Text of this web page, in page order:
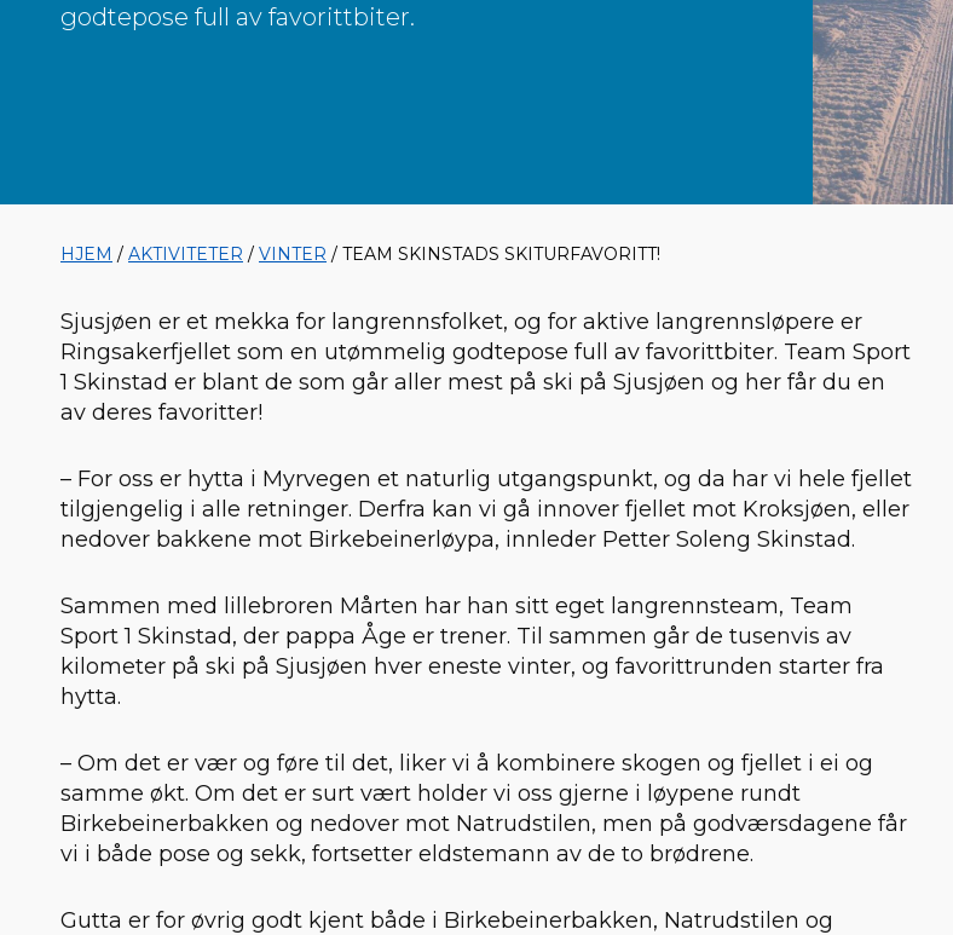
godtepose full av favorittbiter.
HJEM / AKTIVITETER / VINTER / TEAM SKINSTADS SKITURFAVORITT!
Sjusjøen er et mekka for langrennsfolket, og for aktive langrennsløpere er
Ringsakerfjellet som en utømmelig godtepose full av favorittbiter. Team Sport
1 Skinstad er blant de som går aller mest på ski på Sjusjøen og her får du en
av deres favoritter!
– For oss er hytta i Myrvegen et naturlig utgangspunkt, og da har vi hele fjellet
tilgjengelig i alle retninger. Derfra kan vi gå innover fjellet mot Kroksjøen, eller
nedover bakkene mot Birkebeinerløypa, innleder Petter Soleng Skinstad.
Sammen med lillebroren Mårten har han sitt eget langrennsteam, Team
Sport 1 Skinstad, der pappa Åge er trener. Til sammen går de tusenvis av
kilometer på ski på Sjusjøen hver eneste vinter, og favorittrunden starter fra
hytta.
– Om det er vær og føre til det, liker vi å kombinere skogen og fjellet i ei og
samme økt. Om det er surt vært holder vi oss gjerne i løypene rundt
Birkebeinerbakken og nedover mot Natrudstilen, men på godværsdagene får
vi i både pose og sekk, fortsetter eldstemann av de to brødrene.
Gutta er for øvrig godt kjent både i Birkebeinerbakken, Natrudstilen og